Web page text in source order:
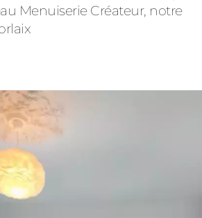
Menuiserie Créateur, notre